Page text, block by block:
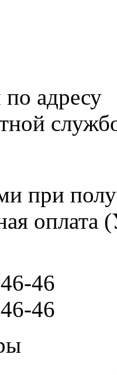
адресу
при
46
46